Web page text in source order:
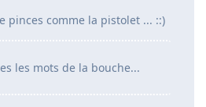
pinces comme la pistolet ... ::)
les mots de la bouche...